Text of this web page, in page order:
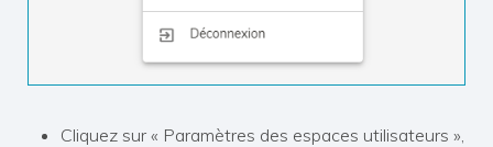
Cliquez sur « Paramètres des espaces utilisateurs »,